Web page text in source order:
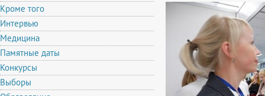
Кроме того
Интервью
Медицина
Памятные даты
Конкурсы
Выборы